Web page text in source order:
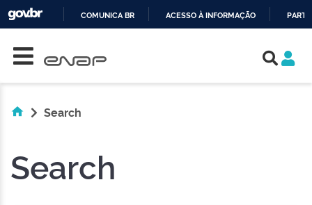
COMUNICA BR ACESSO À INFORMAÇÃO
Search
Search